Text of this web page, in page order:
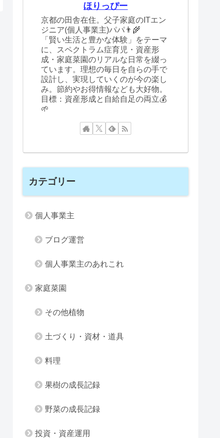
ほりっぴー
京都の田舎在住。父子家庭のITエン
ジニア(個人事業主)パパ👨‍🌾
「賢い生活と豊かな体験」をテーマ
に、スペクトラム症育児・資産形
成・家庭菜園のリアルな日常を綴っ
ています。理想の毎日を自らの手で
設計し、実現していくのが今の楽し
み。節約やお得情報なども大好物。
目標：資産形成と自給自足の両立💰
🌱
カテゴリー
個人事業主
ブログ運営
個人事業主のあれこれ
家庭菜園
その他植物
土づくり・資材・道具
料理
果樹の成長記録
野菜の成長記録
投資・資産運用